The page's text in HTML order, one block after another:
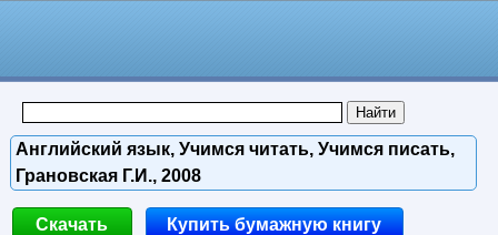
Английский язык, Учимся читать, Учимся писать,
Грановская Г.И., 2008
Скачать Купить бумажную книгу